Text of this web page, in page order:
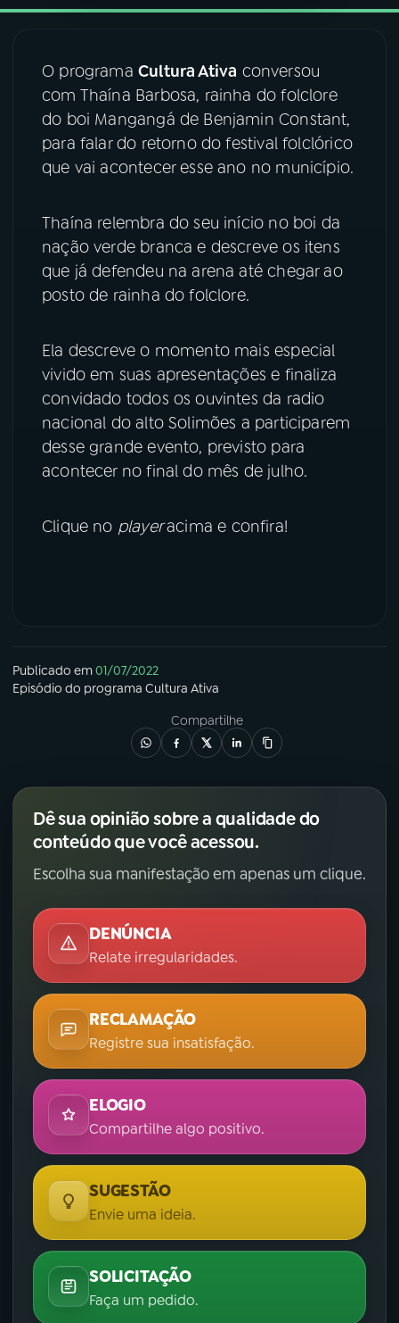
Instagram X
TikTok
O programa Cultura Ativa conversou
com Thaína Barbosa, rainha do folclore
do boi Mangangá de Benjamin Constant,
para falar do retorno do festival folclórico
que vai acontecer esse ano no município.
Thaína relembra do seu início no boi da
nação verde branca e descreve os itens
que já defendeu na arena até chegar ao
posto de rainha do folclore.
Ela descreve o momento mais especial
vivido em suas apresentações e finaliza
convidado todos os ouvintes da radio
nacional do alto Solimões a participarem
desse grande evento, previsto para
acontecer no final do mês de julho.
Clique no playeracima e confira!
Publicado em01/07/2022
Episódio do programa Cultura Ativa
Compartilhe
Dê sua opinião sobre a qualidade do
conteúdo que você acessou.
Escolha sua manifestação em apenas um clique.
DENÚNCIA
Relate irregularidades.
RECLAMAÇÃO
Registre sua insatisfação.
ELOGIO
Compartilhe algo positivo.
SUGESTÃO
Envie uma ideia.
SOLICITAÇÃO
Faça um pedido.